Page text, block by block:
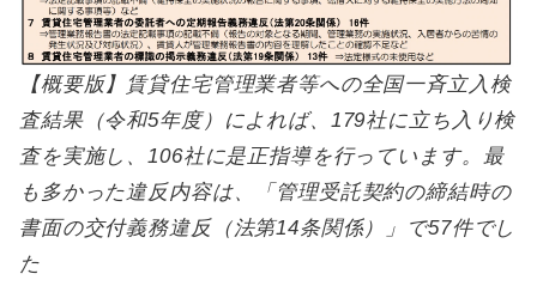
【概要版】賃貸住宅管理業者等への全国一斉立入検
査結果（令和5年度）によれば、179社に立ち入り検
査を実施し、106社に是正指導を行っています。最
も多かった違反内容は、「管理受託契約の締結時の
書面の交付義務違反（法第14条関係）」で57件でし
た